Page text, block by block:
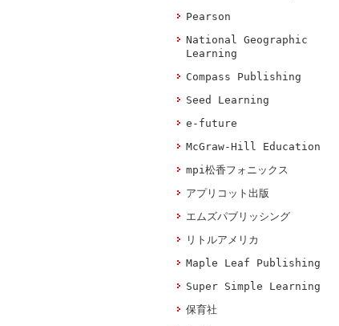
Pearson
National Geographic
Learning
Compass Publishing
Seed Learning
e-future
McGraw-Hill Education
mpi松香フォニックス
アプリコット出版
エムズパブリッシング
リトルアメリカ
Maple Leaf Publishing
Super Simple Learning
保育社